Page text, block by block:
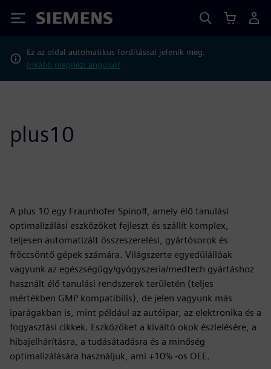
Siemens
Ez az oldal automatikus fordítással jelenik meg.
Inkább megnézi angolul?
plus10
A plus 10 egy Fraunhofer Spinoff, amely élő tanulási
optimalizálási eszközöket fejleszt és szállít komplex,
teljesen automatizált összeszerelési, gyártósorok és
fröccsöntő gépek számára. Világszerte egyedülállóak
vagyunk az egészségügy/gyógyszeria/medtech gyártáshoz
használt élő tanulási rendszerek területén (teljes
mértékben GMP kompatibilis), de jelen vagyunk más
iparágakban is, mint például az autóipar, az elektronika és a
fogyasztási cikkek. Eszközöket a kiváltó okok észlelésére, a
hibajelhárításra, a tudásátadásra és a minőség
optimalizálására használjuk, ami +10% -os OEE.